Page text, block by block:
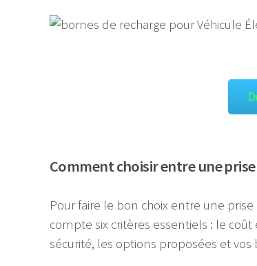
Comment choisir entre une
Pour faire le bon choix entre une
compte six critères essentiels : le
sécurité, les options proposées et vos